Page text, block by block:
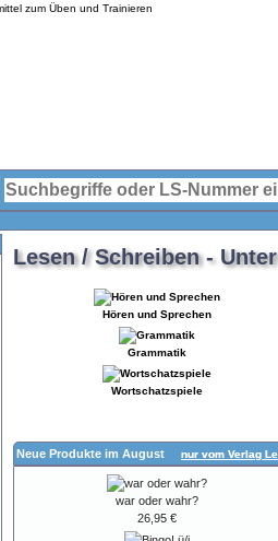
Lesen / Schreiben -
Hören und Sprechen
Grammatik
Wortschatzspiele
Neue Produkte im August nur vom Verlag
war oder wahr?
26,95 €